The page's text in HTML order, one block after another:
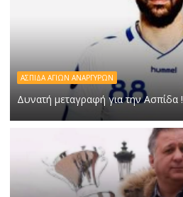
ΑΣΠΙΔΑ ΑΓΙΩΝ ΑΝΑΡΓΥΡΩΝ
Δυνατή μεταγραφή για την Ασπίδα !